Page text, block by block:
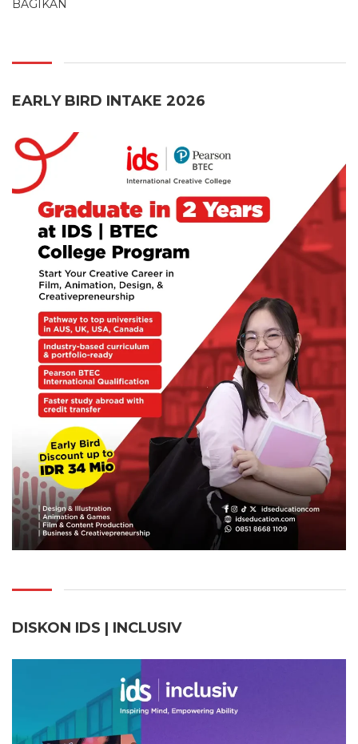
BAGIKAN
EARLY BIRD INTAKE 2026
DISKON IDS | INCLUSIV